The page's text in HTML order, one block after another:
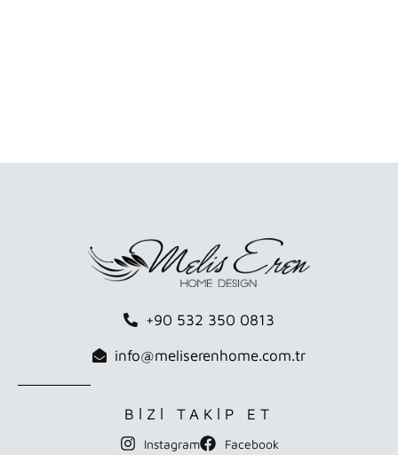
+90 532 350 0813
info@meliserenhome.com.tr
BİZİ TAKİP ET
Instagram Facebook